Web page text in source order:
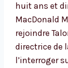
huit ans et
MacDonald
rejoindre
directrice de
l’interroger